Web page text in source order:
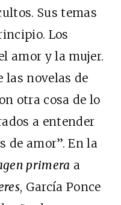
Sus temas
Los
amor y la mujer.
las novelas de
otra cosa de lo
a entender
de amor”. En la
primera a
, García Ponce